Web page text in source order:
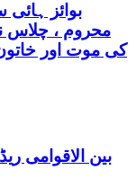
بوائز
محروم ، چلاس
کی موت اور
بین الاقوامی